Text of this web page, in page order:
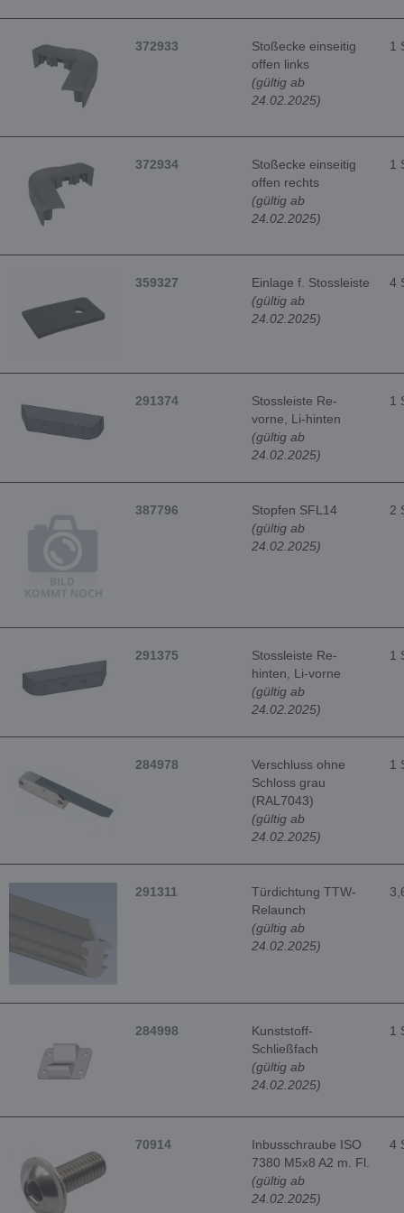
372933
Stoßecke einseitig
offen links
(gültig ab
24.02.2025)
1
372934
Stoßecke einseitig
offen rechts
(gültig ab
24.02.2025)
1
359327
Einlage f. Stossleiste
(gültig ab
24.02.2025)
4
291374
Stossleiste Re-
vorne, Li-hinten
(gültig ab
24.02.2025)
1
387796
Stopfen SFL14
(gültig ab
24.02.2025)
2
291375
Stossleiste Re-
hinten, Li-vorne
(gültig ab
24.02.2025)
1
284978
Verschluss ohne
Schloss grau
(RAL7043)
(gültig ab
24.02.2025)
1
291311
Türdichtung TTW-
Relaunch
(gültig ab
24.02.2025)
284998
Kunststoff-
Schließfach
(gültig ab
24.02.2025)
1
70914
Inbusschraube ISO
7380 M5x8 A2 m. Fl.
(gültig ab
24.02.2025)
4